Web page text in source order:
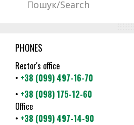
PHONES
Rector's office
• +38 (099) 497-16-70
• +38 (098) 175-12-60
Office
• +38 (099) 497-14-90